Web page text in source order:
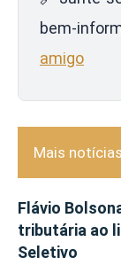
bem-
amigo
Mais notícias
Flávio
tributária ao
Seletivo